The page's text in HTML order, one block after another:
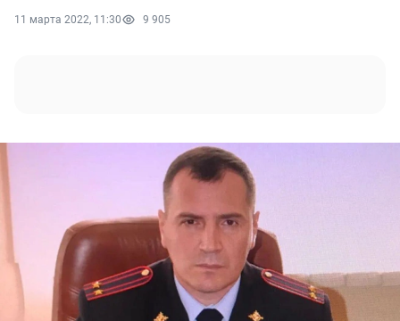
11 марта 2022, 11:30 9 905